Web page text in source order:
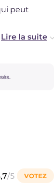
peut
pour un
/5